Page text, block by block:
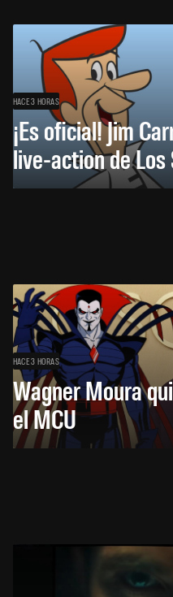
HACE 3 HORAS
¡Es oficial! Jim
live-action de
HACE 3 HORAS
Wagner Moura
el MCU